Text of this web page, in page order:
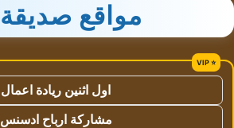
مواقع صديقة
اول اثنين ريادة اعمال
مشاركة ارباح ادسنس